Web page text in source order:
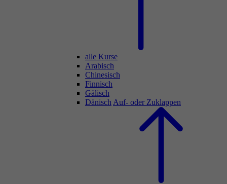
alle Kurse
Arabisch
Chinesisch
Finnisch
Gälisch
Dänisch Auf- oder Zuklappen